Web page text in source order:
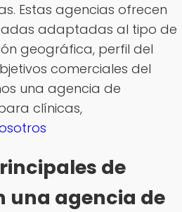
Estas agencias ofrecen
adaptadas al tipo de
geográfica, perfil del
comerciales del
una agencia de
clínicas,
de
una agencia de